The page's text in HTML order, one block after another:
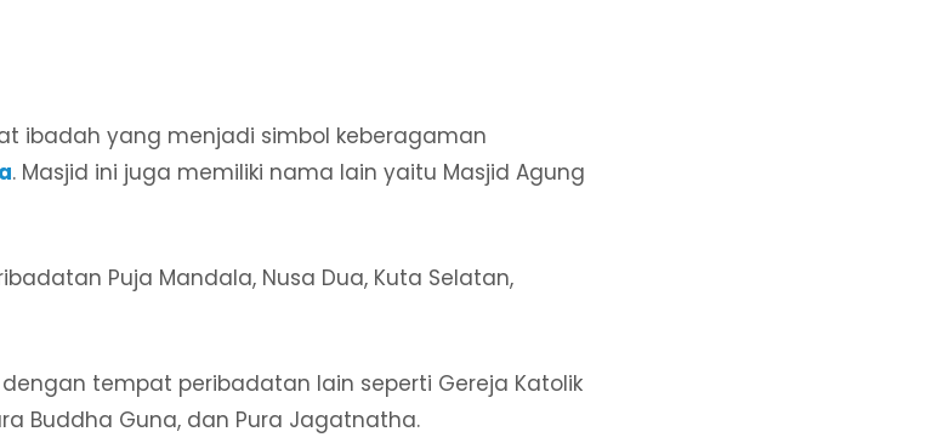
ibadah yang menjadi simbol keberagaman
. Masjid ini juga memiliki nama lain yaitu Masjid Agung
Puja Mandala, Nusa Dua, Kuta Selatan,
tempat peribadatan lain seperti Gereja Katolik
Buddha Guna, dan Pura Jagatnatha.